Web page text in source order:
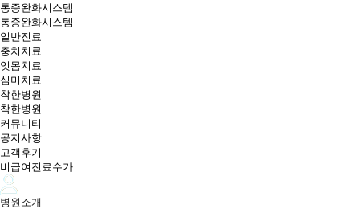
통증완화시스템
통증완화시스템
일반진료
충치치료
잇몸치료
심미치료
착한병원
착한병원
커뮤니티
공지사항
고객후기
비급여진료수가
병원소개